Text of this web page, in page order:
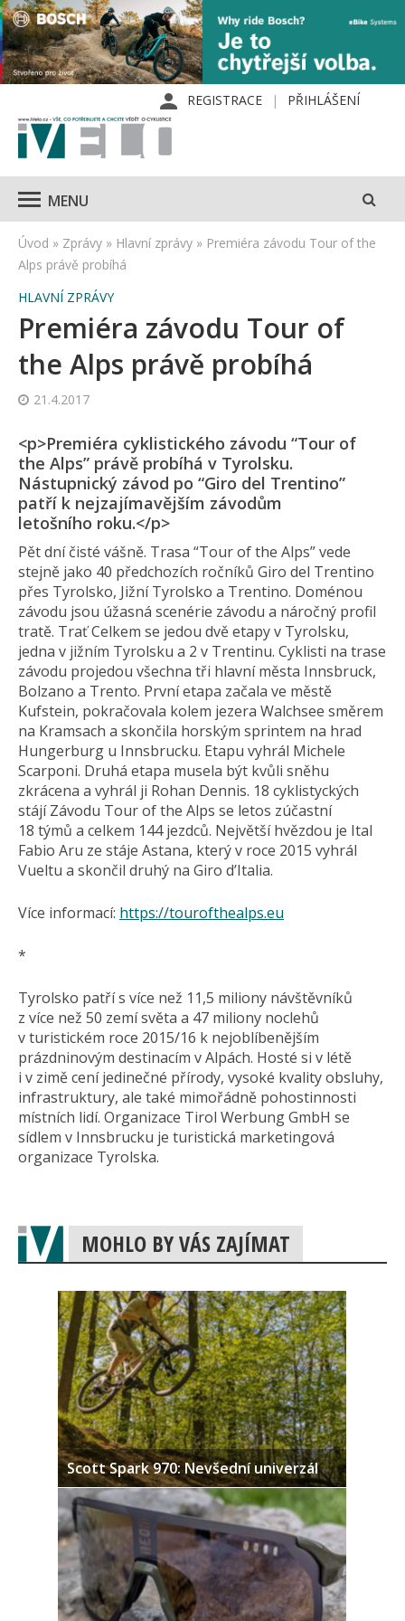
REGISTRACE PŘIHLÁŠENÍ
MENU
Úvod » Zprávy » Hlavní zprávy » Premiéra závodu Tour of the
Alps právě probíhá
HLAVNÍ ZPRÁVY
Premiéra závodu Tour of
the Alps právě probíhá
21.4.2017
<p>Premiéra cyklistického závodu “Tour of
the Alps” právě probíhá v Tyrolsku.
Nástupnický závod po “Giro del Trentino”
patří k nejzajímavějším závodům
letošního roku.</p>
Pět dní čisté vášně. Trasa “Tour of the Alps” vede
stejně jako 40 předchozích ročníků Giro del Trentino
přes Tyrolsko, Jižní Tyrolsko a Trentino. Doménou
závodu jsou úžasná scenérie závodu a náročný profil
tratě. Trať Celkem se jedou dvě etapy v Tyrolsku,
jedna v jižním Tyrolsku a 2 v Trentinu. Cyklisti na trase
závodu projedou všechna tři hlavní města Innsbruck,
Bolzano a Trento. První etapa začala ve městě
Kufstein, pokračovala kolem jezera Walchsee směrem
na Kramsach a skončila horským sprintem na hrad
Hungerburg u Innsbrucku. Etapu vyhrál Michele
Scarponi. Druhá etapa musela být kvůli sněhu
zkrácena a vyhrál ji Rohan Dennis. 18 cyklistyckých
stájí Závodu Tour of the Alps se letos zúčastní
18 týmů a celkem 144 jezdců. Největší hvězdou je Ital
Fabio Aru ze stáje Astana, který v roce 2015 vyhrál
Vueltu a skončil druhý na Giro d’Italia.
Více informací: https://tourofthealps.eu
*
Tyrolsko patří s více než 11,5 miliony návštěvníků
z více než 50 zemí světa a 47 miliony noclehů
v turistickém roce 2015/16 k nejoblíbenějším
prázdninovým destinacím v Alpách. Hosté si v létě
i v zimě cení jedinečné přírody, vysoké kvality obsluhy,
infrastruktury, ale také mimořádně pohostinnosti
místních lidí. Organizace Tirol Werbung GmbH se
sídlem v Innsbrucku je turistická marketingová
organizace Tyrolska.
MOHLO BY VÁS ZAJÍMAT
Scott Spark 970: Nevšední univerzál